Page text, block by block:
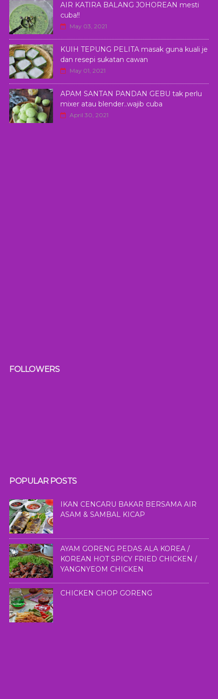
AIR KATIRA BALANG JOHOREAN mesti
cuba!!
May 03, 2021
KUIH TEPUNG PELITA masak guna kuali je
dan resepi sukatan cawan
May 01, 2021
APAM SANTAN PANDAN GEBU tak perlu
mixer atau blender..wajib cuba
April 30, 2021
FOLLOWERS
POPULAR POSTS
IKAN CENCARU BAKAR BERSAMA AIR
ASAM & SAMBAL KICAP
AYAM GORENG PEDAS ALA KOREA /
KOREAN HOT SPICY FRIED CHICKEN /
YANGNYEOM CHICKEN
CHICKEN CHOP GORENG